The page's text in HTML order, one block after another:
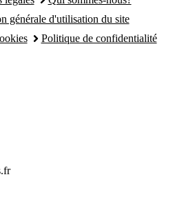
générale d'utilisation du site
Politique de confidentialité